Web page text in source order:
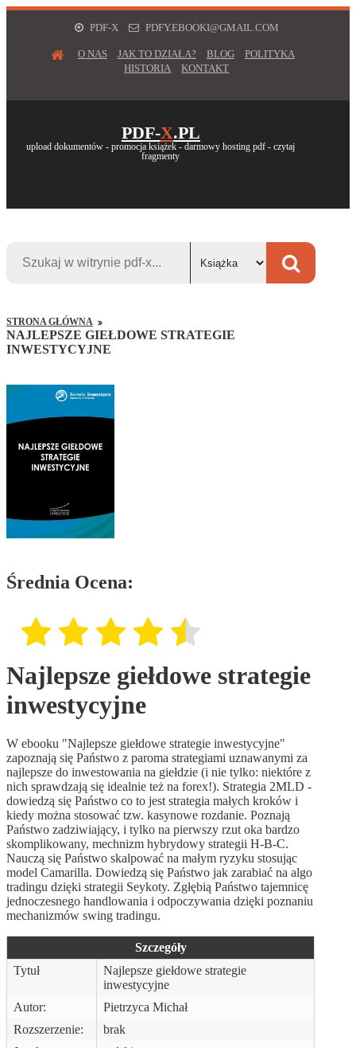
PDF-X PDFY.EBOOKI@GMAIL.COM
O NAS JAK TO DZIAŁA? BLOG
POLITYKA
HISTORIA
KONTAKT
PDF-X.PL
upload dokumentów - promocja książek - darmowy hosting pdf - czytaj
fragmenty
STRONA GŁÓWNA
NAJLEPSZE GIEŁDOWE STRATEGIE
INWESTYCYJNE
Średnia Ocena:
Najlepsze giełdowe strategie
inwestycyjne
W ebooku "Najlepsze giełdowe strategie inwestycyjne"
zapoznają się Państwo z paroma strategiami uznawanymi za
najlepsze do inwestowania na giełdzie (i nie tylko: niektóre z
nich sprawdzają się idealnie też na forex!). Strategia 2MLD -
dowiedzą się Państwo co to jest strategia małych kroków i
kiedy można stosować tzw. kasynowe rozdanie. Poznają
Państwo zadziwiający, i tylko na pierwszy rzut oka bardzo
skomplikowany, mechnizm hybrydowy strategii H-B-C.
Nauczą się Państwo skalpować na małym ryzyku stosując
model Camarilla. Dowiedzą się Państwo jak zarabiać na algo
tradingu dzięki strategii Seykoty. Zgłębią Państwo tajemnicę
jednoczesnego handlowania i odpoczywania dzięki poznaniu
mechanizmów swing tradingu.
Szczegóły
Tytuł
Najlepsze giełdowe strategie
inwestycyjne
Autor:
Pietrzyca Michał
Rozszerzenie:
brak